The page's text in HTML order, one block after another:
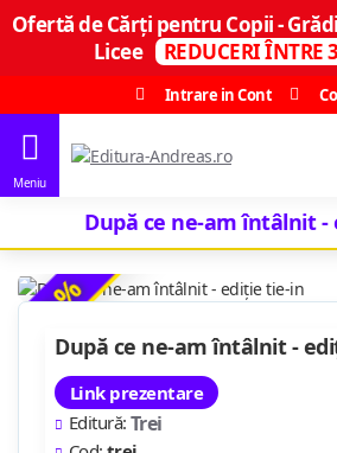
Ofertă de Cărți pentru Copii -
Licee
REDUCERI ÎNTRE
Intrare in Cont
După ce ne-am întâlnit
-10 %După ce ne-am întâlnit -
Link prezentare
Editură: Trei